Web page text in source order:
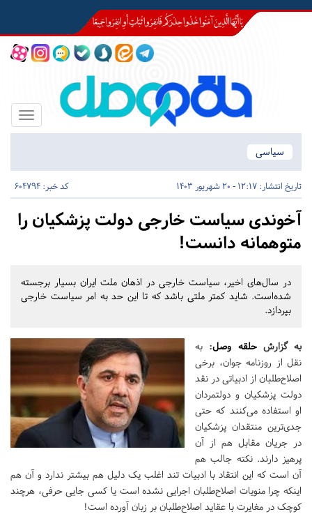
Toggle
سیاسی
تاریخ انتشار: 12:17 - 20 شهریور 1403 کد خبر: 604794
آخوندی سیاست خارجی دولت پزشکیان را
متوهمانه دانست!
در سال‌های اخیر، سیاست خارجی در اذهان ملت ایران بسیار برجسته
شده‌است. شاید کمتر ملتی باشد که تا این حد به امر سیاست خارجی
بپردازد.
به گزارشحلقه وصل: به
نقل از روزنامه جوان، برخی
اصلاح‌طلبان از ادبیاتی در نقد
دولت پزشکیان و دولتمردان
او استفاده می‌کنند که حتی
جدی‌ترین منتقدان پزشکیان
در جریان مقابل هم از آن
پرهیز دارند. نکته جالب هم
آن است که این انتقاد با ادبیات تند اغلب یک دلیل هم بیشتر ندارد و آن هم
اینکه چرا منویات اصلاح‌طلبان اجرایی نشده است یا کسی جایی حرفی، هرچند
کوچک در مغایرت با عقاید اصلاح‌طلبان بر زبان آورده است!